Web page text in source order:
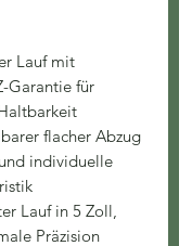
Lauf mit
Garantie für
flacher Abzug
individuelle
Lauf in 5 Zoll,
Präzision